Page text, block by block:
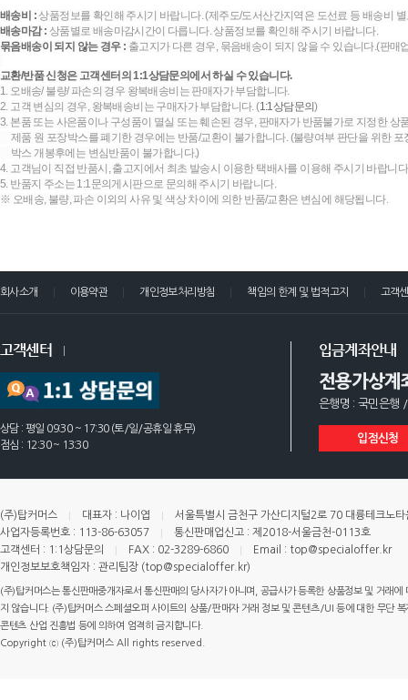
배송비 :상품정보를 확인해 주시기 바랍니다. (제주도/도서산간지역은 도선료 등 배송비
배송마감 : 상품별로 배송마감시간이 다릅니다. 상품정보를 확인해 주시기 바랍니다.
묶음배송이 되지 않는 경우 : 출고지가 다른 경우, 묶음배송이 되지 않을 수 있습니다.(판
교환/반품 신청은 고객센터의 1:1상담문의에서 하실 수 있습니다.
1. 오배송/ 불량/ 파손의 경우 왕복배송비는 판매자가 부담합니다.
2. 고객 변심의 경우, 왕복배송비는 구매자가 부담합니다. (1:1상담문의)
3. 본품 또는 사은품이나 구성품이 멸실 또는 훼손된 경우, 판매자가 반품불가로 지정한 상
제품 원 포장박스를 폐기한 경우에는 반품/교환이 불가합니다. (불량여부 판단을 위한
박스 개봉후에는 변심반품이 불가합니다.)
4. 고객님이 직접 반품시, 출고지에서 최초 발송시 이용한 택배사를 이용해 주시기 바랍니
5. 반품지 주소는 1:1문의게시판으로 문의해 주시기 바랍니다.
※ 오배송, 불량, 파손 이외의 사유 및 색상 차이에 의한 반품/교환은 변심에 해당됩니다.
회사소개 이용약관 개인정보처리방침 책임의 한계 및 법적고지 고객
고객센터
상담 : 평일 09:30 ~ 17:30 (토/일/공휴일 휴무)
점심 : 12:30 ~ 13:30
입금계좌안내
전용가상계
은행명 : 국민은행
입점신청
(주)탑커머스 대표자 : 나이엽
서울특별시 금천구 가산디지털2로 70 대륭테크노
사업자등록번호 : 113-86-63057
통신판매업신고 : 제2018-서울금천-0113호
고객센터 : 1:1상담문의
FAX : 02-3289-6860
Email : top@specialoffer.kr
개인정보보호책임자 : 관리팀장 (top@specialoffer.kr)
(주)탑커머스는 통신판매중개자로서 통신판매의 당사자가 아니며, 공급사가 등록한 상품정보 및 거래
지 않습니다. (주)탑커머스 스페셜오퍼 사이트의 상품/판매자 거래 정보 및 콘텐츠/UI 등에 대한 무단
콘텐츠 산업 진흥법 등에 의하여 엄격히 금지합니다.
Copyright ⓒ (주)탑커머스 All rights reserved.